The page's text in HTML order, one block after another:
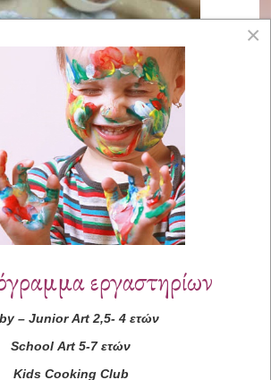
×
εργαστηρίων
– Junior Art2,5- 4 ετών
School Art 5-7 ετών
Kids Cooking Club